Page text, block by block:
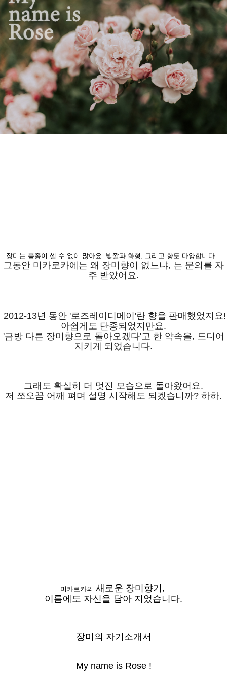
장미는 품종이 셀 수 없이 많아요. 빛깔과 화형, 그리고 향도 다양합니다.
그동안 미카로카에는 왜 장미향이 없느냐, 는 문의를 자
주 받았어요.
2012-13년 동안 '로즈레이디메이'란 향을 판매했었지요!
아쉽게도 단종되었지만요.
'금방 다른 장미향으로 돌아오겠다'고 한 약속을, 드디어
지키게 되었습니다.
그래도 확실히 더 멋진 모습으로 돌아왔어요.
저 쪼오끔 어깨 펴며 설명 시작해도 되겠습니까? 하하.
미카로카의 새로운 장미향기,
이름에도 자신을 담아 지었습니다.
장미의 자기소개서
My name is Rose !